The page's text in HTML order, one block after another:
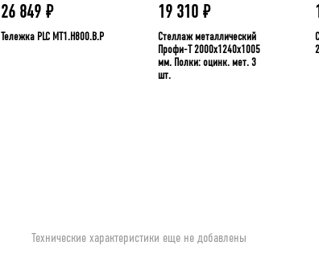
26 849 ₽
Тележка PLC МT1.H800.В.Р
19 310 ₽
Стеллаж металлический
Профи-Т 2000x1240x1005
мм. Полки: оцинк. мет. 3
шт.
Технические характеристики еще не добавлены